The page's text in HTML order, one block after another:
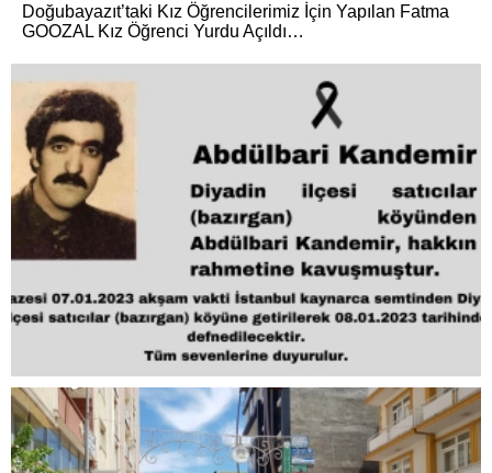
Doğubayazıt’taki Kız Öğrencilerimiz İçin Yapılan Fatma
GOOZAL Kız Öğrenci Yurdu Açıldı…